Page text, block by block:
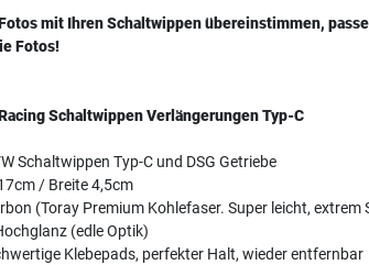
mit Ihren Schaltwippen übereinstimmen,
Fotos!
Schaltwippen Verlängerungen Typ-C
Schaltwippen Typ-C und DSG Getriebe
/ Breite 4,5cm
(Toray Premium Kohlefaser. Super leicht, extrem
(edle Optik)
Klebepads, perfekter Halt, wieder entfernbar